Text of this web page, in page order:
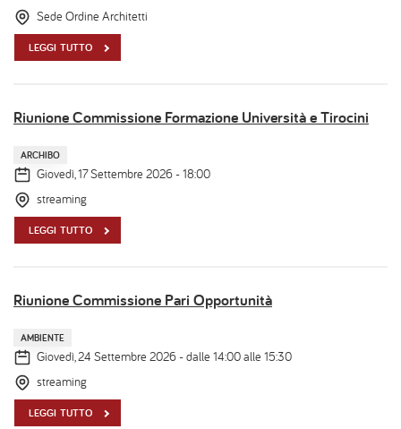
Sede Ordine Architetti
LEGGI TUTTO
Riunione Commissione Formazione Università e Tirocini
ARCHIBO
Giovedì, 17 Settembre 2026 - 18:00
streaming
LEGGI TUTTO
Riunione Commissione Pari Opportunità
AMBIENTE
Giovedì, 24 Settembre 2026 - dalle 14:00 alle 15:30
streaming
LEGGI TUTTO